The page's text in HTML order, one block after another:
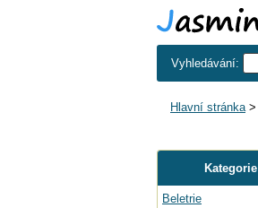
Vyhledávání:
Hlavní stránka>
Kategorie
Beletrie